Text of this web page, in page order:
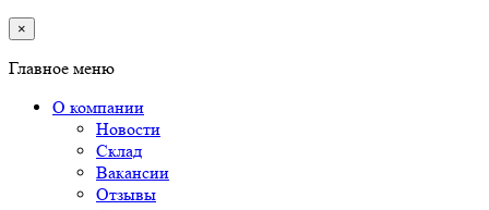
×
Главное меню
О компании
Новости
Склад
Вакансии
Отзывы